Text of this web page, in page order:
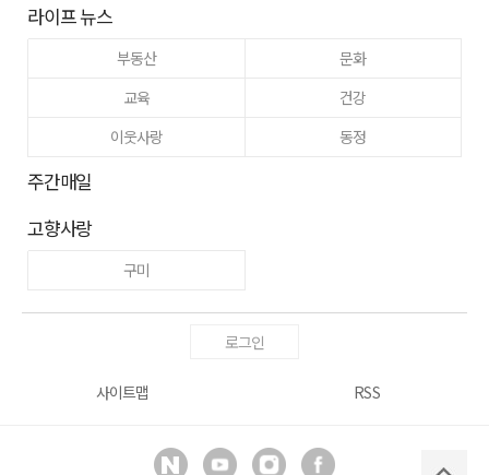
라이프 뉴스
부동산
문화
교육
건강
이웃사랑
동정
주간매일
고향사랑
구미
로그인
사이트맵 RSS